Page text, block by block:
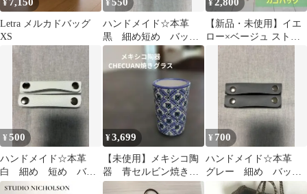
¥
Letra メルカドバッグ
XS
¥
ハンドメイド☆本革
黒 細め短め バッグ
ハンドル ハンドルカ
バー
¥
【新品・未使用】イエ
ロー×ベージュ ストラ
め トートバッグ
¥500
ハンドメイド☆本革
白 細め 短め バッ
グハンドル ハンドル
¥3,699
【未使用】メキシコ陶
器 青セルビン焼き
チェクアン焼き テキ
¥ 700
ハンドメイド☆本革
グレー 細め バッグ
ハンドル ハンドルカ